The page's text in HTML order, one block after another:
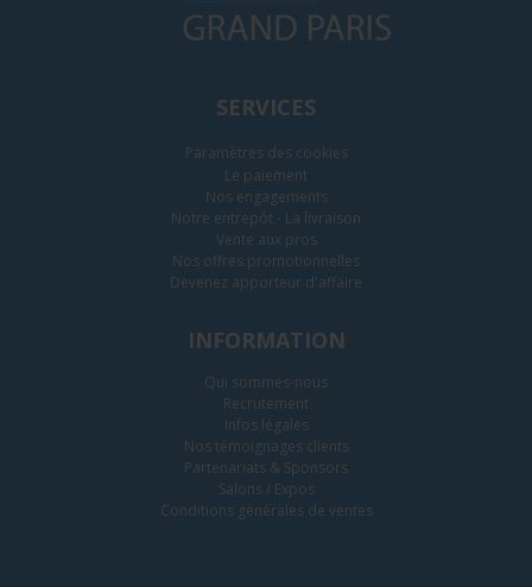
SERVICES
Paramètres des cookies
Le paiement
Nos engagements
Notre entrepôt - La livraison
Vente aux pros
Nos offres promotionnelles
Devenez apporteur d'affaire
INFORMATION
Qui sommes-nous
Recrutement
Infos légales
Nos témoignages clients
Partenariats & Sponsors
Salons / Expos
Conditions générales de ventes